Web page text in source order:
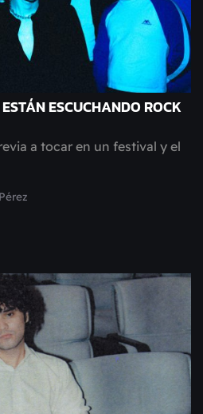
ESCUCHANDO ROCK
a tocar en un festival y el